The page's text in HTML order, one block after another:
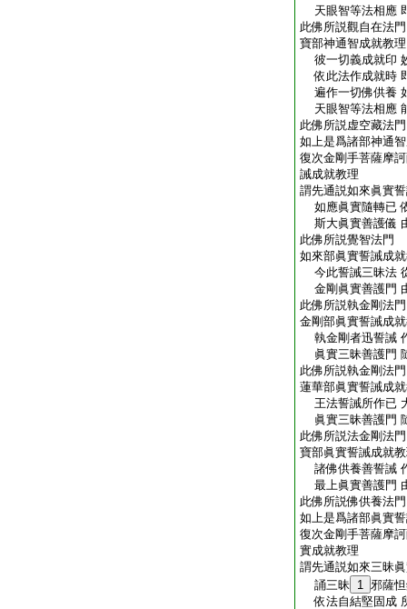
天眼智等法相應
此佛所説觀自在法門
寶部神通智成就教理
彼一切義成就印
依此法作成就時
遍作一切佛供養
天眼智等法相應
此佛所説虚空藏法門
如上是爲諸部神通
復次金剛手菩薩摩
誡成就教理
謂先通説如來眞實
如應眞實隨轉已
斯大眞實善護儀
此佛所説覺智法門
如來部眞實誓誡成
今此誓誡三昧法
金剛眞實善護門
此佛所説執金剛法門
金剛部眞實誓誡成
執金剛者迅誓誡
眞實三昧善護門
此佛所説執金剛法門
蓮華部眞實誓誡成
王法誓誡所作已
眞實三昧善護門
此佛所説法金剛法門
寶部眞實誓誡成就
諸佛供養善誓誡
最上眞實善護門
此佛所説佛供養法門
如上是爲諸部眞實
復次金剛手菩薩摩
實成就教理
謂先通説如來三昧
誦三昧 1 邪薩
依法自結堅固成